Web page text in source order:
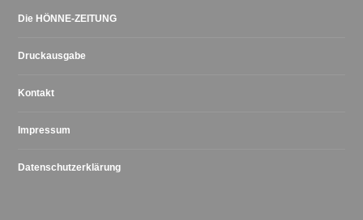
Die HÖNNE-ZEITUNG
Druckausgabe
Kontakt
Impressum
Datenschutzerklärung